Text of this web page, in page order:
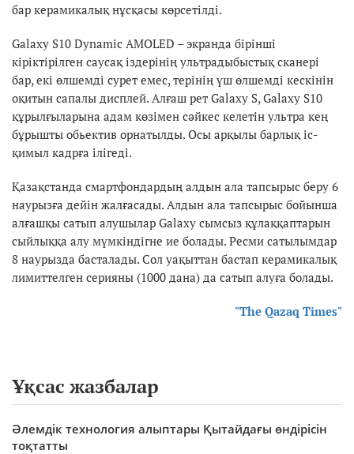
бар керамикалық нұсқасы көрсетілді.
Galaxy S10 Dynamic AMOLED – экранда бірінші
кіріктірілген саусақ іздерінің ультрадыбыстық сканері
бар, екі өлшемді сурет емес, терінің үш өлшемді кескінін
оқитын сапалы дисплей. Алғаш рет Galaxy S, Galaxy S10
құрылғыларына адам көзімен сәйкес келетін ультра кең
бұрышты обьектив орнатылды. Осы арқылы барлық іс-
қимыл кадрға ілігеді.
Қазақстанда смартфондардың алдын ала тапсырыс беру 6
наурызға дейін жалғасады. Алдын ала тапсырыс бойынша
алғашқы сатып алушылар Galaxy сымсыз құлаққаптарын
сыйлыққа алу мүмкіндігне ие болады. Ресми сатылымдар
8 наурызда басталады. Сол уақыттан бастап керамикалық
лимиттелген серияны (1000 дана) да сатып алуға болады.
"The Qazaq Times"
Ұқсас жазбалар
Әлемдік технология алыптары Қытайдағы өндірісін
тоқтатты